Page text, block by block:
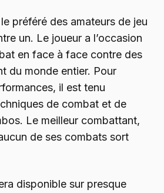
préféré des amateurs de jeu
un. Le joueur a l’occasion
en face à face contre des
du monde entier. Pour
il est tenu
de combat et de
Le meilleur combattant,
de ses combats sort
disponible sur presque